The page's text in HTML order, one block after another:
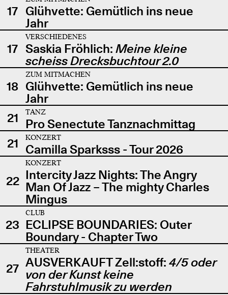
17 Glühvette: Gemütlich ins neue
Jahr
17
VERSCHIEDENES
Saskia Fröhlich: Meine kleine
scheiss Drecksbuchtour 2.0
18
ZUM MITMACHEN
Glühvette: Gemütlich ins neue
Jahr
21
TANZ
Pro Senectute Tanznachmittag
21
KONZERT
Camilla Sparksss - Tour 2026
22
KONZERT
Intercity Jazz Nights: The Angry
Man Of Jazz – The mighty Charles
Mingus
23
CLUB
ECLIPSE BOUNDARIES: Outer
Boundary - Chapter Two
27
THEATER
AUSVERKAUFT Zell:stoff: 4/5 oder
von der Kunst keine
Fahrstuhlmusik zu werden